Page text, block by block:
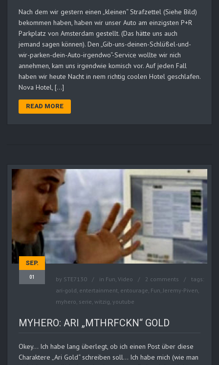
Nach dem wir gestern einen „kleinen“ Strafzettel (Siehe Bild)
bekommen haben, haben wir unser Auto am einzigsten P+R
Parkplatz von Amsterdam gestellt. (Das hätte uns auch
jemand sagen können). Den „Gib-uns-deinen-Schlüßel-und-
wir-parken-dein-Auto-irgendwo“-Service wollte wir nich
annehmen, kam uns irgendwie komisch vor. Auf jeden Fall
haben wir heute Nacht in nem richtig coolen Hotel geschlafen.
Nova Hotel, […]
READ MORE
SEP.
01 by STE7130 in Fun Video 2 comments
tags:
ari-gold entertainment entourage Fun Jeremy-Piven
myhero serie witzig youtube
MYHERO: ARI „MTHRFCKN“ GOLD
Okey… Ich habe lang überlegt, ob ich einen Post über diese
Charaktere „Ari Gold“ schreiben soll… Ich habe mich (wie man